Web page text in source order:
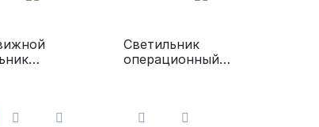
Светильник
операционный